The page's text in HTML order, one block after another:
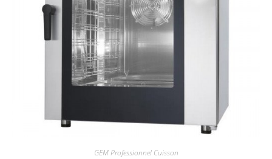
GEM Professionnel Cuisson